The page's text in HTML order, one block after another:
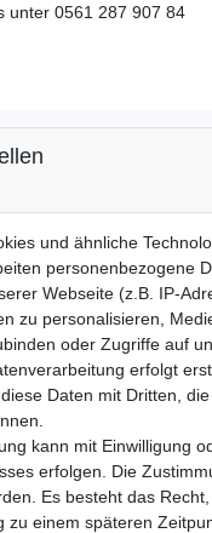
unter 0561 287 907 84
Kerzen
und ähnliche
personenbezogene
Webseite (z.B. IP-
zu personalisieren,
oder Zugriffe auf
erfolgt
Daten mit Dritten,
kann mit Einwilligung
erfolgen. Die
Es besteht das
zu einem späteren